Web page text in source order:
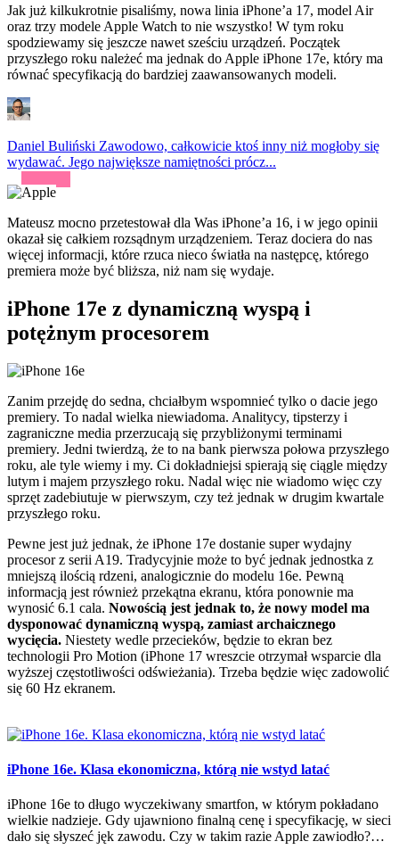
Jak już kilkukrotnie pisaliśmy, nowa linia iPhone’a 17, model Air
oraz trzy modele Apple Watch to nie wszystko! W tym roku
spodziewamy się jeszcze nawet sześciu urządzeń. Początek
przyszłego roku należeć ma jednak do Apple iPhone 17e, który ma
równać specyfikacją do bardziej zaawansowanych modeli.
Daniel Buliński Zawodowo, całkowicie ktoś inny niż mogłoby się
wydawać. Jego największe namiętności prócz...
Mateusz mocno przetestował dla Was iPhone’a 16, i w jego opinii
okazał się całkiem rozsądnym urządzeniem. Teraz dociera do nas
więcej informacji, które rzuca nieco światła na następcę, którego
premiera może być bliższa, niż nam się wydaje.
iPhone 17e z dynamiczną wyspą i
potężnym procesorem
Zanim przejdę do sedna, chciałbym wspomnieć tylko o dacie jego
premiery. To nadal wielka niewiadoma. Analitycy, tipsterzy i
zagraniczne media przerzucają się przybliżonymi terminami
premiery. Jedni twierdzą, że to na bank pierwsza połowa przyszłego
roku, ale tyle wiemy i my. Ci dokładniejsi spierają się ciągle między
lutym i majem przyszłego roku. Nadal więc nie wiadomo więc czy
sprzęt zadebiutuje w pierwszym, czy też jednak w drugim kwartale
przyszłego roku.
Pewne jest już jednak, że iPhone 17e dostanie super wydajny
procesor z serii A19. Tradycyjnie może to być jednak jednostka z
mniejszą ilością rdzeni, analogicznie do modelu 16e. Pewną
informacją jest również przekątna ekranu, która ponownie ma
wynosić 6.1 cala. Nowością jest jednak to, że nowy model ma
dysponować dynamiczną wyspą, zamiast archaicznego
wycięcia. Niestety wedle przecieków, będzie to ekran bez
technologii Pro Motion (iPhone 17 wreszcie otrzymał wsparcie dla
wyższej częstotliwości odświeżania). Trzeba będzie więc zadowolić
się 60 Hz ekranem.
iPhone 16e. Klasa ekonomiczna, którą nie wstyd latać
iPhone 16e to długo wyczekiwany smartfon, w którym pokładano
wielkie nadzieje. Gdy ujawniono finalną cenę i specyfikację, w sieci
dało się słyszeć jęk zawodu. Czy w takim razie Apple zawiodło?…